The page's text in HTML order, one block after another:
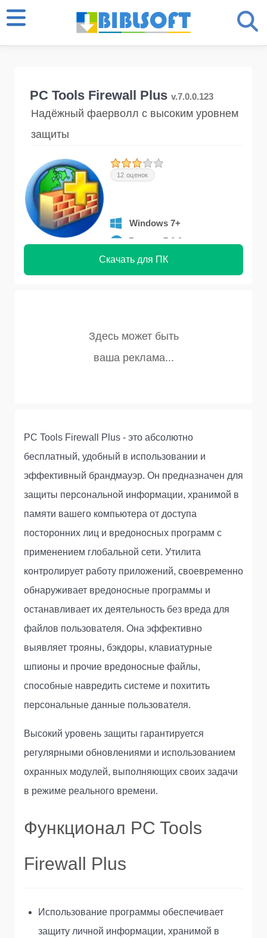
PC Tools Firewall Plus v.7.0.0.123
Надёжный фаерволл с высоким уровнем
защиты
12 оценок
Windows 7+
Версия 7.0.0
Скачать для ПК
PC Tools Firewall Plus - это абсолютно
бесплатный, удобный в использовании и
эффективный брандмауэр. Он предназначен для
защиты персональной информации, хранимой в
памяти вашего компьютера от доступа
посторонних лиц и вредоносных программ с
применением глобальной сети. Утилита
контролирует работу приложений, своевременно
обнаруживает вредоносные программы и
останавливает их деятельность без вреда для
файлов пользователя. Она эффективно
выявляет трояны, бэкдоры, клавиатурные
шпионы и прочие вредоносные файлы,
способные навредить системе и похитить
персональные данные пользователя.
Высокий уровень защиты гарантируется
регулярными обновлениями и использованием
охранных модулей, выполняющих своих задачи
в режиме реального времени.
Функционал PC Tools
Firewall Plus
Использование программы обеспечивает
защиту личной информации, хранимой в